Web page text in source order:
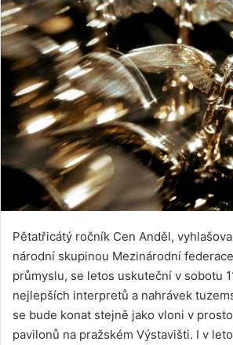
Pětatřicátý ročník Cen Anděl,
národní skupinou Mezinárodní
průmyslu, se letos uskuteční v sobotu
nejlepších interpretů a nahrávek
se bude konat stejně jako vloni v
pavilonů na pražském Výstavišti. I v